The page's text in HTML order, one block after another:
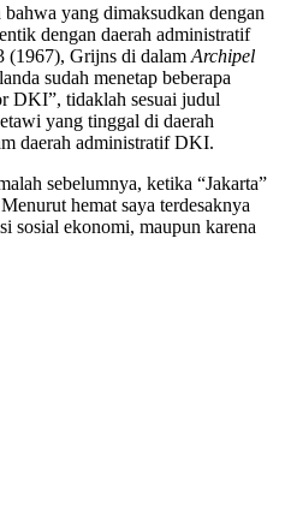
yang dimaksudkan dengan
dengan daerah administratif
(1967), Grijns di dalam Archipel
sudah menetap beberapa
DKI”, tidaklah sesuai judul
yang tinggal di daerah
daerah administratif DKI.
sebelumnya, ketika “Jakarta”
hemat saya terdesaknya
sosial ekonomi, maupun karena